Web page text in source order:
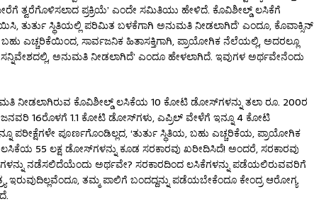
ಪ್ರಕ್ರಿಯೆ’ ಎಂದೇ ಸಮಿತಿಯು ಹೇಳಿದೆ. ಕೊವಿಶೀಲ್ಡ್ ಲಸಿಕೆಗೆ
ತುರ್ತು ಸ್ಥಿತಿಯಲ್ಲಿ ಪರಿಮಿತ ಬಳಕೆಗಾಗಿ ಅನುಮತಿ ನೀಡಲಾಗಿದೆ’ ಎಂದೂ, ಕೊವಾಕ್ಸಿನ್
ಎಚ್ಚರಿಕೆಯಿಂದ, ಸಾರ್ವಜನಿಕ ಹಿತಾಸಕ್ತಿಗಾಗಿ, ಪ್ರಾಯೋಗಿಕ ನೆಲೆಯಲ್ಲಿ, ಅದರಲ್ಲೂ
ಅನುಮತಿ ನೀಡಲಾಗಿದೆ’ ಎಂದೂ ಹೇಳಲಾಗಿದೆ. ಇವುಗಳ ಅರ್ಥವೇನೆಂದು
ನೀಡಲಾಗಿರುವ ಕೊವಿಶೀಲ್ಡ್ ಲಸಿಕೆಯ 10 ಕೋಟಿ ಡೋಸ್‌ಗಳನ್ನು ತಲಾ ರೂ. 200ರ
ಜನವರಿ 16ರೊಳಗೆ 1.1 ಕೋಟಿ ಡೋಸ್‌ಗಳು, ಎಪ್ರಿಲ್ ವೇಳೆಗೆ ಇನ್ನೂ 4 ಕೋಟಿ
ಪರೀಕ್ಷೆಗಳೇ ಪೂರ್ಣಗೊಂಡಿಲ್ಲದ, ‘ತುರ್ತು ಸ್ಥಿತಿಯ, ಬಹು ಎಚ್ಚರಿಕೆಯ, ಪ್ರಾಯೋಗಿಕ
55 ಲಕ್ಷ ಡೋಸ್‌ಗಳನ್ನು ಕೂಡ ಸರಕಾರವು ಖರೀದಿಸಿದೆ! ಅಂದರೆ, ಸರಕಾರವು
ನಡೆಸಲಿದೆಯೆಂದು ಅರ್ಥವೇ? ಸರಕಾರದಿಂದ ಲಸಿಕೆಗಳನ್ನು ಪಡೆಯಲಿರುವವರಿಗೆ
ತಮ್ಮ ಪಾಲಿಗೆ ಬಂದದ್ದನ್ನು ಪಡೆಯಬೇಕೆಂದೂ ಕೇಂದ್ರ ಆರೋಗ್ಯ